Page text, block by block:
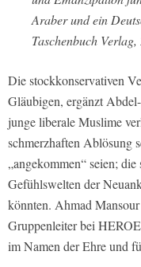
Araber und ein
Taschenbuch
Die stockkonservativen
Gläubigen, ergänzt
junge liberale Muslime
schmerzhaften Ablösung
„angekommen“ seien;
Gefühlswelten der
könnten. Ahmad
Gruppenleiter bei
im Namen der Ehre und